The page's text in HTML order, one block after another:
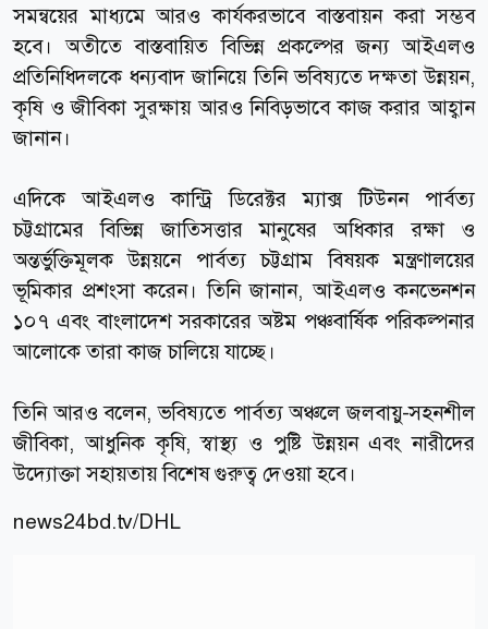
সমন্বয়ের মাধ্যমে আরও কার্যকরভাবে বাস্তবায়ন করা সম্ভব
হবে। অতীতে বাস্তবায়িত বিভিন্ন প্রকল্পের জন্য আইএলও
প্রতিনিধিদলকে ধন্যবাদ জানিয়ে তিনি ভবিষ্যতে দক্ষতা উন্নয়ন,
কৃষি ও জীবিকা সুরক্ষায় আরও নিবিড়ভাবে কাজ করার আহ্বান
জানান।
এদিকে আইএলও কান্ট্রি ডিরেক্টর ম্যাক্স টিউনন পার্বত্য
চট্টগ্রামের বিভিন্ন জাতিসত্তার মানুষের অধিকার রক্ষা ও
অন্তর্ভুক্তিমূলক উন্নয়নে পার্বত্য চট্টগ্রাম বিষয়ক মন্ত্রণালয়ের
ভূমিকার প্রশংসা করেন। তিনি জানান, আইএলও কনভেনশন
১০৭ এবং বাংলাদেশ সরকারের অষ্টম পঞ্চবার্ষিক পরিকল্পনার
আলোকে তারা কাজ চালিয়ে যাচ্ছে।
তিনি আরও বলেন, ভবিষ্যতে পার্বত্য অঞ্চলে জলবায়ু-সহনশীল
জীবিকা, আধুনিক কৃষি, স্বাস্থ্য ও পুষ্টি উন্নয়ন এবং নারীদের
উদ্যোক্তা সহায়তায় বিশেষ গুরুত্ব দেওয়া হবে।
news24bd.tv/DHL